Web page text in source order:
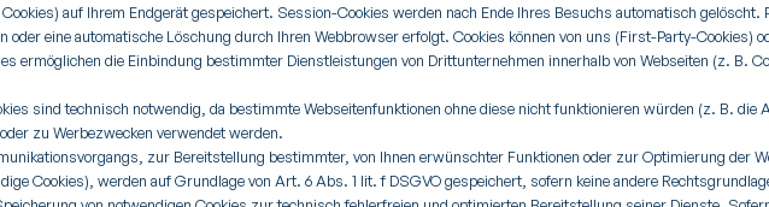
auf Ihrem Endgerät gespeichert. Session-Cookies werden nach Ende Ihres Besuchs automatisch gelöscht.
eine automatische Löschung durch Ihren Webbrowser erfolgt. Cookies können von uns (First-Party-Cookies)
ermöglichen die Einbindung bestimmter Dienstleistungen von Drittunternehmen innerhalb von Webseiten (z. B.
sind technisch notwendig, da bestimmte Webseitenfunktionen ohne diese nicht funktionieren würden (z. B. die
zu Werbezwecken verwendet werden.
zur Bereitstellung bestimmter, von Ihnen erwünschter Funktionen oder zur Optimierung der
Cookies), werden auf Grundlage von Art. 6 Abs. 1 lit. f DSGVO gespeichert, sofern keine andere